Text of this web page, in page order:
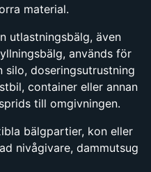
material.
utlastningsbälg, även
används för
silo, doseringsutrustning
container eller annan
till omgivningen.
bälgpartier, kon eller
nivågivare, dammutsug